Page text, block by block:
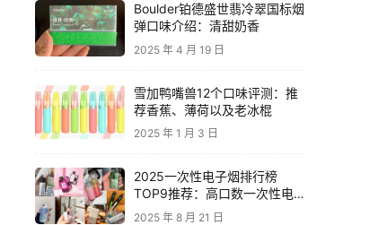
Boulder铂德盛世翡冷翠国标烟
弹口味介绍：清甜奶香
2025 年 4 月 19 日
雪加鸭嘴兽12个口味评测：推
荐香蕉、薄荷以及老冰棍
2025 年 1 月 3 日
2025一次性电子烟排行榜
TOP9推荐：高口数一次性电
子烟对比，性价比电子烟品牌
2025 年 8 月 21 日